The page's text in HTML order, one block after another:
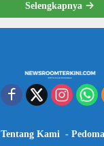
Selengkapnya
Tentang Kami